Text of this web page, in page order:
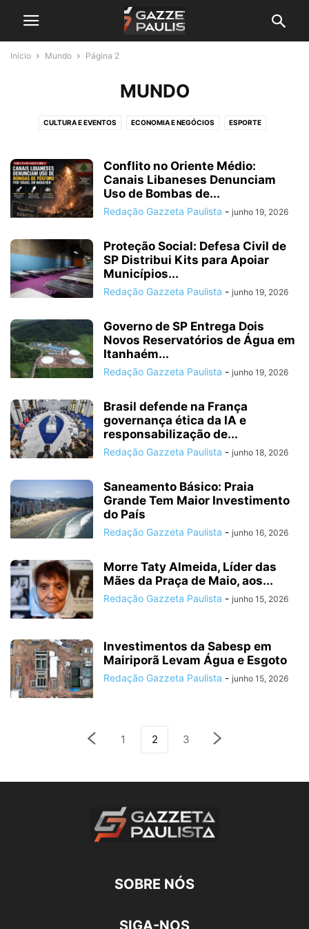
Início Mundo Página 2
MUNDO
CULTURA E EVENTOS ECONOMIA E NEGÓCIOS ESPORTE
POLÍTICA E JUSTIÇA SAÚDE E BEM-ESTAR SEM CATEGORIA
Conflito no Oriente Médio:
Canais Libaneses Denunciam
Uso de Bombas de...
Redação Gazzeta Paulista - junho 19, 2026
Proteção Social: Defesa Civil de
SP Distribui Kits para Apoiar
Municípios...
Redação Gazzeta Paulista - junho 19, 2026
Governo de SP Entrega Dois
Novos Reservatórios de Água em
Itanhaém...
Redação Gazzeta Paulista - junho 19, 2026
Brasil defende na França
governança ética da IA e
responsabilização de...
Redação Gazzeta Paulista - junho 18, 2026
Saneamento Básico: Praia
Grande Tem Maior Investimento
do País
Redação Gazzeta Paulista - junho 16, 2026
Morre Taty Almeida, Líder das
Mães da Praça de Maio, aos...
Redação Gazzeta Paulista - junho 15, 2026
Investimentos da Sabesp em
Mairiporã Levam Água e Esgoto
Redação Gazzeta Paulista - junho 15, 2026
1 2 3
SOBRE NÓS
SIGA-NOS